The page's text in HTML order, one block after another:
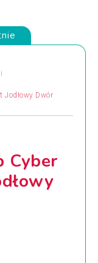
Jodłowy Dwór
Cyber